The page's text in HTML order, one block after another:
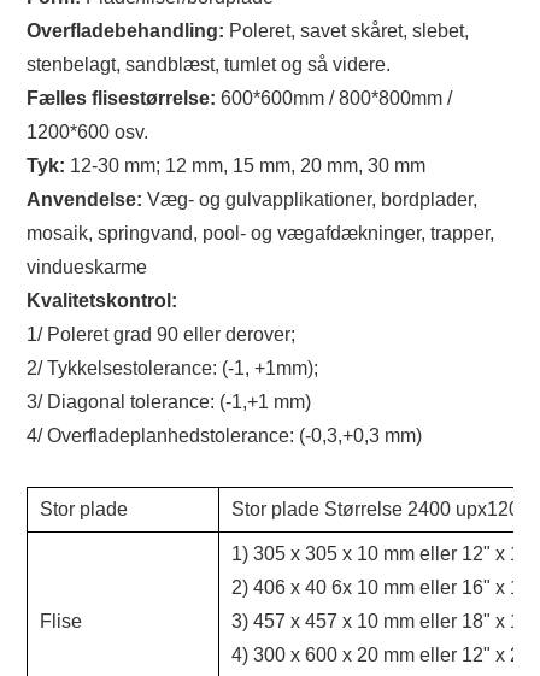
Overfladebehandling: Poleret, savet skåret, slebet,
stenbelagt, sandblæst, tumlet og så videre.
Fælles flisestørrelse:600*600mm / 800*800mm /
1200*600 osv.
Tyk: 12-30 mm; 12 mm, 15 mm, 20 mm, 30 mm
Anvendelse:Væg- og gulvapplikationer, bordplader,
mosaik, springvand, pool- og vægafdækninger, trapper,
vindueskarme
Kvalitetskontrol:
1/ Poleret grad 90 eller derover;
2/ Tykkelsestolerance: (-1, +1mm);
3/ Diagonal tolerance: (-1,+1 mm)
4/ Overfladeplanhedstolerance: (-0,3,+0,3 mm)
Stor plade Stor plade Størrelse 2400
Flise
1) 305 x 305 x 10 mm eller 12" x
2) 406 x 40 6x 10 mm eller 16" x
3) 457 x 457 x 10 mm eller 18" x
4) 300 x 600 x 20 mm eller 12" x